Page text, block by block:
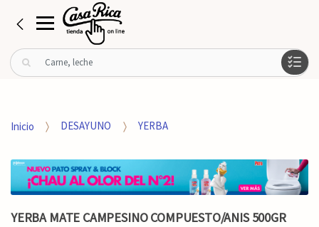
B
u
r
o
:
Inicio DESAYUNO YERBA
YERBA MATE CAMPESINO COMPUESTO/ANIS 500GR